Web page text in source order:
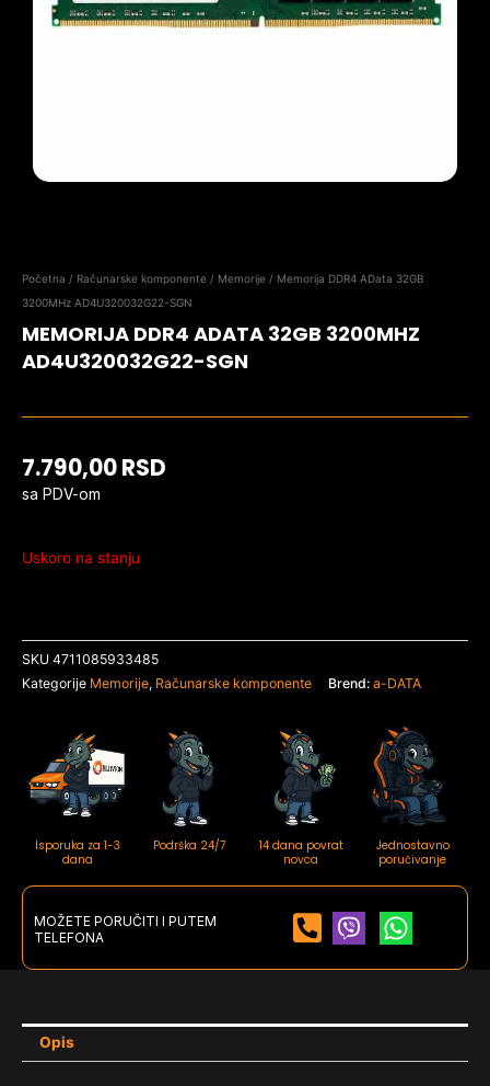
Početna / Računarske komponente / Memorije / Memorija DDR4 AData 32GB
3200MHz AD4U320032G22-SGN
MEMORIJA DDR4 ADATA 32GB 3200MHZ
AD4U320032G22-SGN
7.790,00RSD
sa PDV-om
Uskoro na stanju
SKU 4711085933485
Kategorije Memorije, Računarske komponente Brend: a-DATA
Isporuka za 1-3
dana
Podrška 24/7
14 dana povrat
novca
Jednostavno
poručivanje
MOŽETE PORUČITI I PUTEM
TELEFONA
Opis